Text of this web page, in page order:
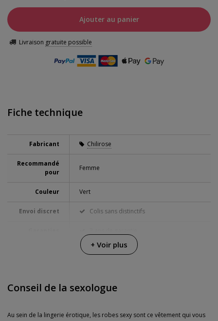
Ajouter au panier
Livraison gratuite possible
Fiche technique
Fabricant Chilirose
Recommandé
pour
Femme
Couleur Vert
Envoi discret Colis sans distinctifs
+ Voir plus
Conseil de la sexologue
Au sein de la lingerie érotique, les robes sexy sont ce vêtement qui vous